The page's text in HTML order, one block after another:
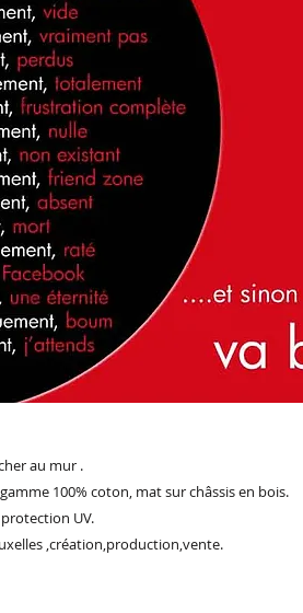
au mur .
100% coton, mat sur châssis en bois.
UV.
,création,production,vente.